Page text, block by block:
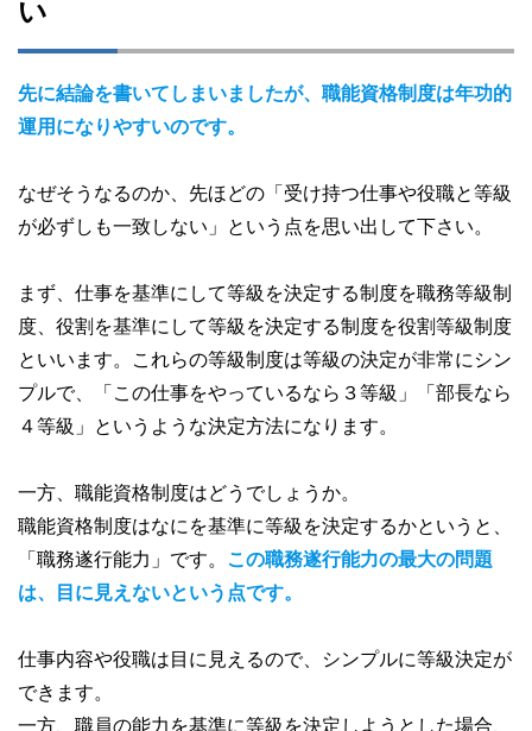
い
先に結論を書いてしまいましたが、職能資格制度は年功的
運用になりやすいのです。
なぜそうなるのか、先ほどの「受け持つ仕事や役職と等級
が必ずしも一致しない」という点を思い出して下さい。
まず、仕事を基準にして等級を決定する制度を職務等級制
度、役割を基準にして等級を決定する制度を役割等級制度
といいます。これらの等級制度は等級の決定が非常にシン
プルで、「この仕事をやっているなら３等級」「部長なら
４等級」というような決定方法になります。
一方、職能資格制度はどうでしょうか。
職能資格制度はなにを基準に等級を決定するかというと、
「職務遂行能力」です。 この職務遂行能力の最大の問題
は、目に見えないという点です。
仕事内容や役職は目に見えるので、シンプルに等級決定が
できます。
一方、職員の能力を基準に等級を決定しようとした場合、